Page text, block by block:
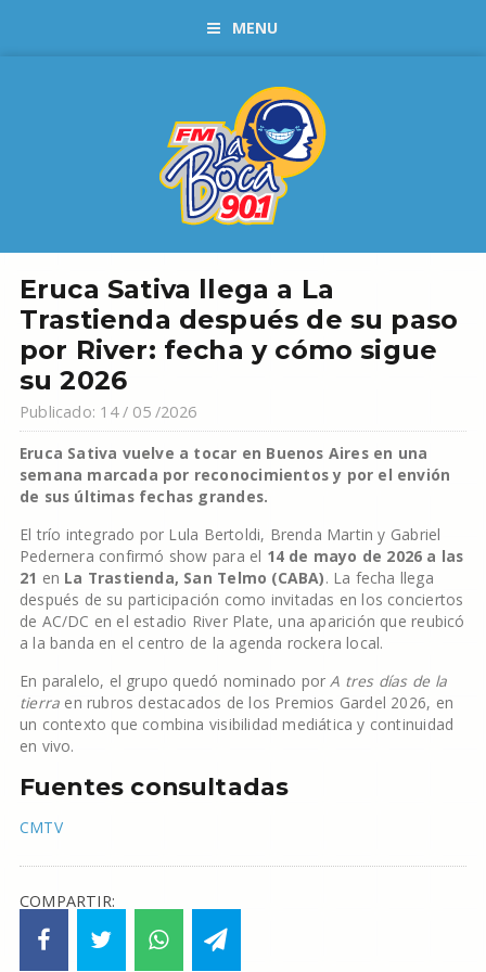
MENU
Eruca Sativa llega a La
Trastienda después de su paso
por River: fecha y cómo sigue
su 2026
Publicado: 14 / 05 /2026
Eruca Sativa vuelve a tocar en Buenos Aires en una
semana marcada por reconocimientos y por el envión
de sus últimas fechas grandes.
El trío integrado por Lula Bertoldi, Brenda Martin y Gabriel
Pedernera confirmó show para el 14 de mayo de 2026 a las
21 en La Trastienda, San Telmo (CABA). La fecha llega
después de su participación como invitadas en los conciertos
de AC/DC en el estadio River Plate, una aparición que reubicó
a la banda en el centro de la agenda rockera local.
En paralelo, el grupo quedó nominado porA tres días de la
tierra en rubros destacados de los Premios Gardel 2026, en
un contexto que combina visibilidad mediática y continuidad
en vivo.
Fuentes consultadas
CMTV
COMPARTIR: